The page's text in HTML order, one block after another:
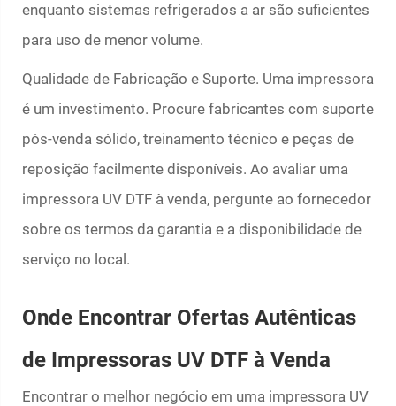
enquanto sistemas refrigerados a ar são suficientes
para uso de menor volume.
Qualidade de Fabricação e Suporte. Uma impressora
é um investimento. Procure fabricantes com suporte
pós-venda sólido, treinamento técnico e peças de
reposição facilmente disponíveis. Ao avaliar uma
impressora UV DTF à venda, pergunte ao fornecedor
sobre os termos da garantia e a disponibilidade de
serviço no local.
Onde Encontrar Ofertas Autênticas
de Impressoras UV DTF à Venda
Encontrar o melhor negócio em uma impressora UV